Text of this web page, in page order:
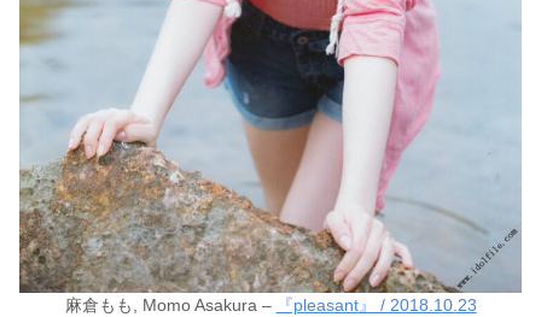
麻倉もも, Momo Asakura – 『pleasant』 / 2018.10.23